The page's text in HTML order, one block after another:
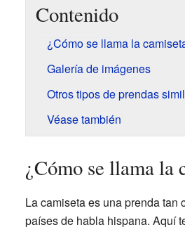
Contenido
¿Cómo se llama la
Galería de imágenes
Otros tipos de prendas
Véase también
¿Cómo se llama la
La camiseta es una prenda tan
países de habla hispana. Aquí